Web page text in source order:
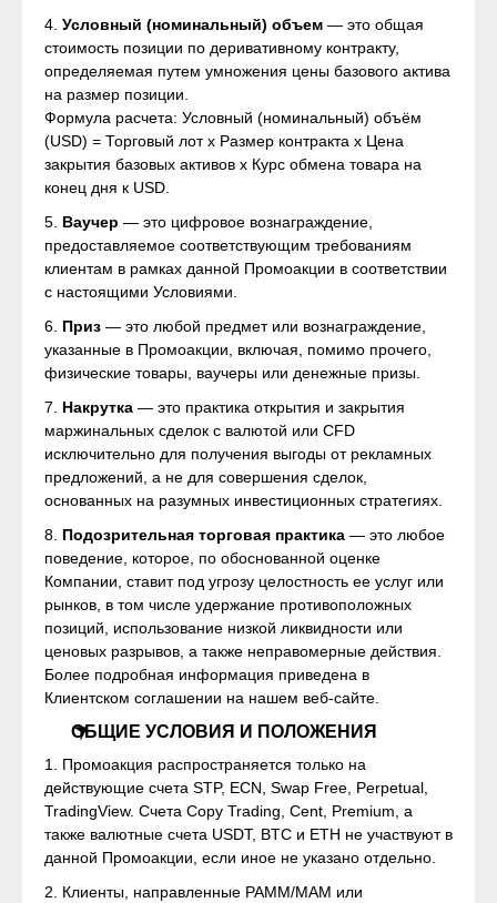
4. Условный (номинальный) объем — это общая
стоимость позиции по деривативному контракту,
определяемая путем умножения цены базового актива
на размер позиции.
Формула расчета: Условный (номинальный) объём
(USD) = Торговый лот х Размер контракта х Цена
закрытия базовых активов х Курс обмена товара на
конец дня к USD.
5. Ваучер — это цифровое вознаграждение,
предоставляемое соответствующим требованиям
клиентам в рамках данной Промоакции в соответствии
с настоящими Условиями.
6. Приз — это любой предмет или вознаграждение,
указанные в Промоакции, включая, помимо прочего,
физические товары, ваучеры или денежные призы.
7. Накрутка — это практика открытия и закрытия
маржинальных сделок с валютой или CFD
исключительно для получения выгоды от рекламных
предложений, а не для совершения сделок,
основанных на разумных инвестиционных стратегиях.
8. Подозрительная торговая практика — это любое
поведение, которое, по обоснованной оценке
Компании, ставит под угрозу целостность ее услуг или
рынков, в том числе удержание противоположных
позиций, использование низкой ликвидности или
ценовых разрывов, а также неправомерные действия.
Более подробная информация приведена в
Клиентском соглашении на нашем веб-сайте.
OБЩИЕ УСЛОВИЯ И ПОЛОЖЕНИЯ
1. Промоакция распространяется только на
действующие счета STP, ECN, Swap Free, Perpetual,
TradingView. Счета Copy Trading, Cent, Premium, а
также валютные счета USDT, BTC и ETH не участвуют в
данной Промоакции, если иное не указано отдельно.
2. Клиенты, направленные PAMM/MAM или